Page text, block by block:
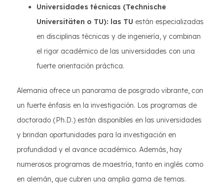
Universidades técnicas (Technische
Universitäten o TU): las TU están especializadas
en disciplinas técnicas y de ingeniería, y combinan
el rigor académico de las universidades con una
fuerte orientación práctica.
Alemania ofrece un panorama de posgrado vibrante, con
un fuerte énfasis en la investigación. Los programas de
doctorado (Ph.D.) están disponibles en las universidades
y brindan oportunidades para la investigación en
profundidad y el avance académico. Además, hay
numerosos programas de maestría, tanto en inglés como
en alemán, que cubren una amplia gama de temas.